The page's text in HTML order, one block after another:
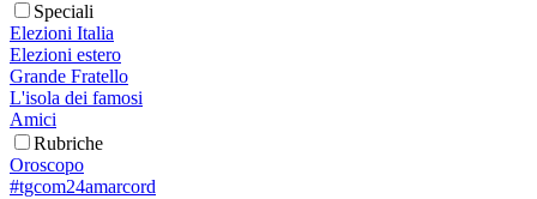
Speciali
Elezioni Italia
Elezioni estero
Grande Fratello
L'isola dei famosi
Amici
Rubriche
Oroscopo
#tgcom24amarcord